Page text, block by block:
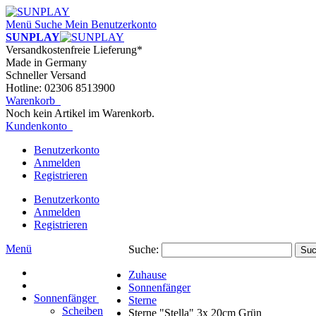
Menü Suche Mein Benutzerkonto
SUNPLAY
Versandkostenfreie Lieferung*
Made in Germany
Schneller Versand
Hotline: 02306 8513900
Warenkorb
Noch kein Artikel im Warenkorb.
Kundenkonto
Benutzerkonto
Anmelden
Registrieren
Benutzerkonto
Anmelden
Registrieren
Menü
Sonnenfänger
Scheiben
Suche:
Zuhause
Sonnenfänger
Sterne
Sterne "Stella" 3x 20cm Grün